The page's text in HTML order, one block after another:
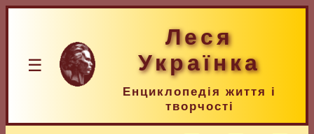
☰
Леся
Українка
Енциклопедія життя і
творчості